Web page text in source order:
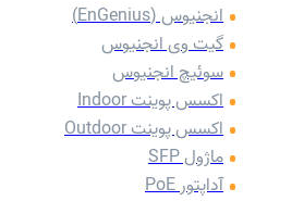
انجنیوس (EnGenius)
گیت وی انجنیوس
سوئیچ انجنیوس
اکسس پوینت Indoor
اکسس پوینت Outdoor
ماژول SFP
آداپتور PoE